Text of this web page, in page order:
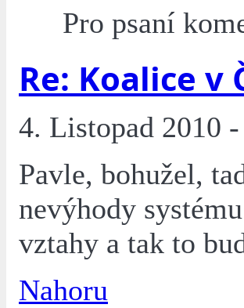
Pro psaní
Re: Koalice v
4. Listopad 2010
Pavle, bohužel,
nevýhody
vztahy a tak to
Nahoru